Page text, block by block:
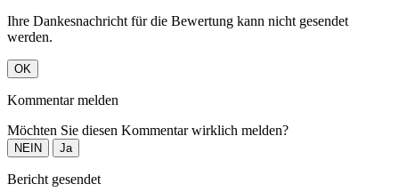
Ihre Dankesnachricht für die Bewertung kann nicht gesendet
werden.
OK
Kommentar melden
Möchten Sie diesen Kommentar wirklich melden?
NEIN Ja
Bericht gesendet